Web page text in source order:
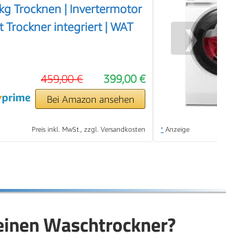
Trocknen | Invertermotor
integriert | WAT
399,00 €
459,00 €
Bei Amazon ansehen
Preis inkl. MwSt., zzgl. Versandkosten * Anzeige
❯
Waschtrockner?